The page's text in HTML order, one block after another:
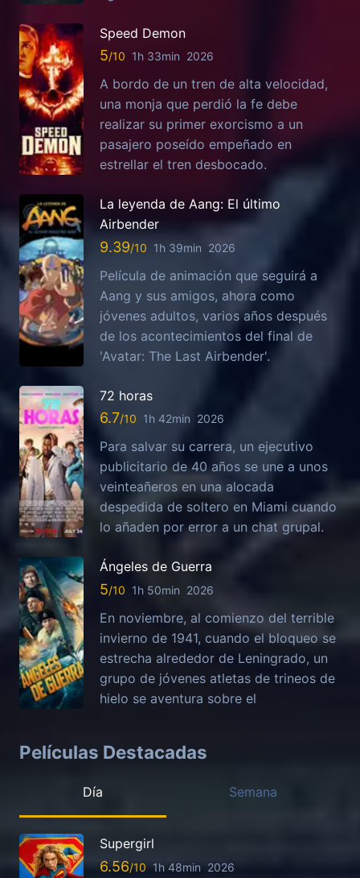
Speed Demon
5 1h 33min 2026
A bordo de un tren de alta velocidad,
una monja que perdió la fe debe
realizar su primer exorcismo a un
pasajero poseído empeñado en
estrellar el tren desbocado.
La leyenda de Aang: El último
Airbender
9.39 1h 39min 2026
Película de animación que seguirá a
Aang y sus amigos, ahora como
jóvenes adultos, varios años después
de los acontecimientos del final de
'Avatar: The Last Airbender'.
72 horas
6.7 1h 42min 2026
Para salvar su carrera, un ejecutivo
publicitario de 40 años se une a unos
veinteañeros en una alocada
despedida de soltero en Miami cuando
lo añaden por error a un chat grupal.
Ángeles de Guerra
5 1h 50min 2026
En noviembre, al comienzo del terrible
invierno de 1941, cuando el bloqueo se
estrecha alrededor de Leningrado, un
grupo de jóvenes atletas de trineos de
hielo se aventura sobre el
Películas Destacadas
Día Semana
Supergirl
6.56 1h 48min 2026